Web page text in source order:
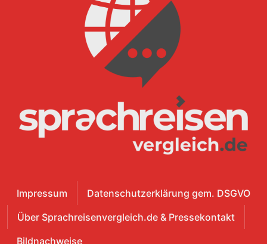
Impressum
Datenschutzerklärung gem. DSGVO
Über Sprachreisenvergleich.de & Pressekontakt
Bildnachweise